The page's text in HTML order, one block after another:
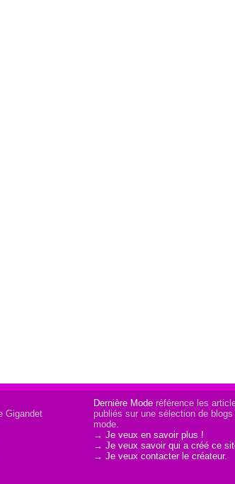
Gigandet
Dernière Mode référence les
publiés sur une sélection de
mode.
→Je veux en savoir plus !
→Je veux savoir qui a créé ce
→Je veux contacter le créateur.